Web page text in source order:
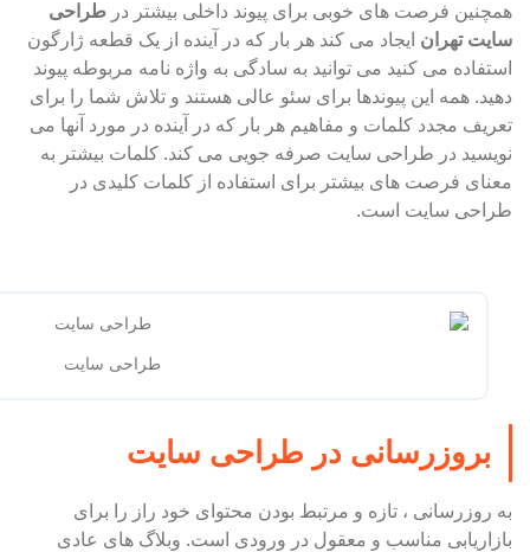
همچنین فرصت های خوبی برای پیوند داخلی بیشتر در طراحی
سایت تهران ایجاد می کند هر بار که در آینده از یک قطعه ژارگون
استفاده می کنید می توانید به سادگی به واژه نامه مربوطه پیوند
دهید. همه این پیوندها برای سئو عالی هستند و تلاش شما را برای
تعریف مجدد کلمات و مفاهیم هر بار که در آینده در مورد آنها می
نویسید در طراحی سایت صرفه جویی می کند. کلمات بیشتر به
معنای فرصت های بیشتر برای استفاده از کلمات کلیدی در
طراحی سایت است.
طراحی سایت
بروزرسانی در طراحی سایت
به روزرسانی ، تازه و مرتبط بودن محتوای خود راز را برای
بازاریابی مناسب و معقول در ورودی است. وبلاگ های عادی